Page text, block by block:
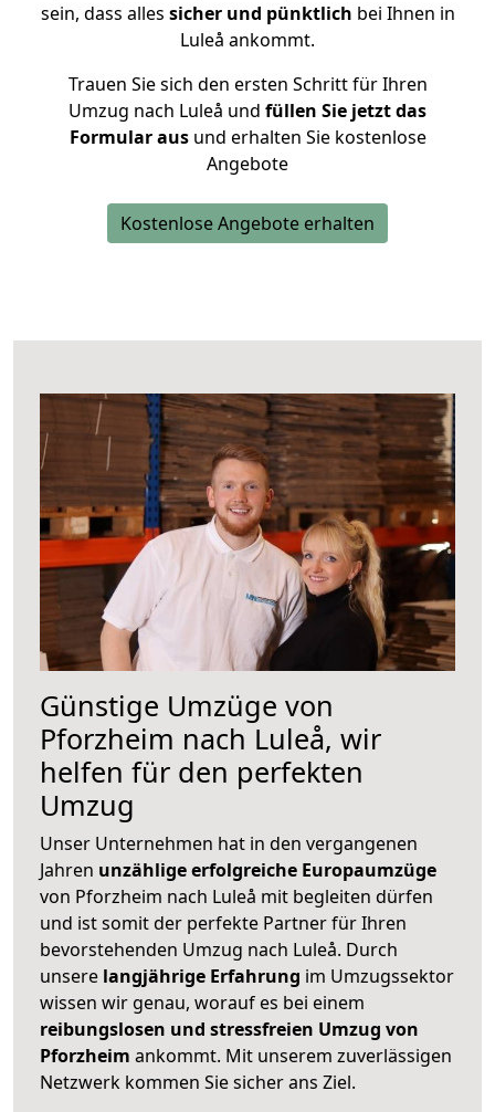
sein, dass alles sicher und pünktlich bei Ihnen in
Luleå ankommt.
Trauen Sie sich den ersten Schritt für Ihren
Umzug nach Luleå und füllen Sie jetzt das
Formular ausund erhalten Sie kostenlose
Angebote
Kostenlose Angebote erhalten
Günstige Umzüge von
Pforzheim nach Luleå, wir
helfen für den perfekten
Umzug
Unser Unternehmen hat in den vergangenen
Jahren unzählige erfolgreiche Europaumzüge
von Pforzheim nach Luleå mit begleiten dürfen
und ist somit der perfekte Partner für Ihren
bevorstehenden Umzug nach Luleå. Durch
unsere langjährige Erfahrung im Umzugssektor
wissen wir genau, worauf es bei einem
reibungslosen und stressfreien Umzug von
Pforzheim ankommt. Mit unserem zuverlässigen
Netzwerk kommen Sie sicher ans Ziel.